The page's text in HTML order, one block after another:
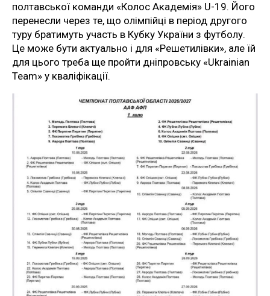
полтавської команди «Колос Академія» U-19. Його
перенесли через те, що олімпійці в період другого
туру братимуть участь в Кубку України з футболу.
Це може бути актуально і для «Решетилівки», але їй
для цього треба ще пройти дніпровську «Ukrainian
Team» у кваліфікації.